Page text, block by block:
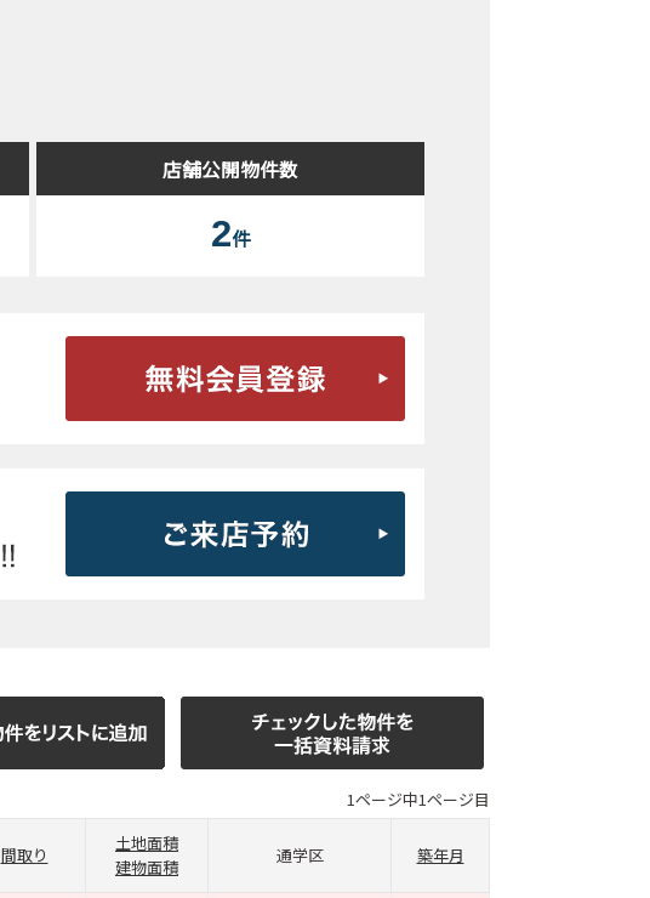
店舗公開物件数
2件
1ページ中1ページ目
間取り
土地面積
建物面積
通学区 築年月